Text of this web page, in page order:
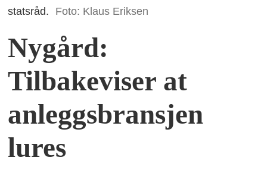
statsråd.
Foto: Klaus Eriksen
Nygård:
Tilbakeviser at
anleggsbransjen
lures